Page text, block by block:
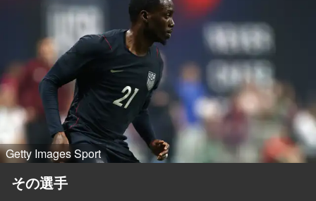
Getty Images Sport
その選手